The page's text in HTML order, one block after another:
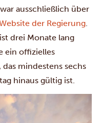
ausschließlich über
der Regierung.
drei Monate lang
ein offizielles
das mindestens sechs
hinaus gültig ist.